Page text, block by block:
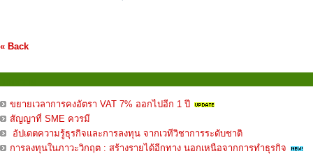
« Back
ขยายเวลาการคงอัตรา VAT 7% ออกไปอีก 1 ปี
สัญญาที่ SME ควรมี
อัปเดตความรู้ธุรกิจและการลงทุน จากเวทีวิชาการระดับชาติ
การลงทุนในภาวะวิกฤต : สร้างรายได้อีกทาง นอกเหนือจากการทำธุรกิจ